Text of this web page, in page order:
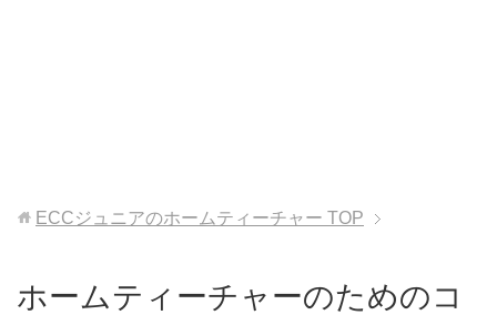
ECCジュニアのホームティーチャー TOP
ホームティーチャーのためのコ